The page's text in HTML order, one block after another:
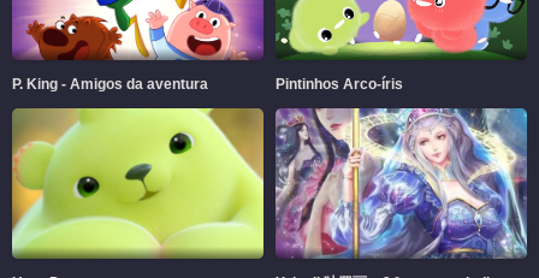
P. King - Amigos da aventura Pintinhos Arco-íris